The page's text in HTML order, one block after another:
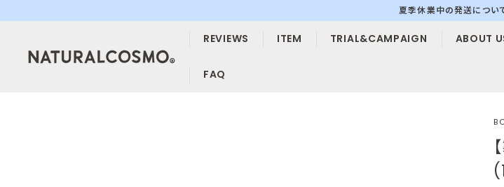
キ
ス
ラ
夏季休業中の発送につい
REVIEWS ITEM TRIAL&CAMPAIGN ABOUT
FAQ